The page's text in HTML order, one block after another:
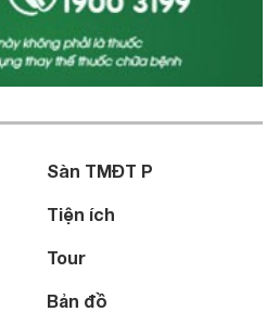
Sàn TMĐT P
Tiện ích
Tour
Bản đồ